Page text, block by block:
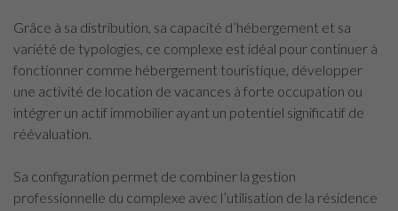
Grâce à sa distribution, sa capacité d’hébergement et sa
variété de typologies, ce complexe est idéal pour continuer à
fonctionner comme hébergement touristique, développer
une activité de location de vacances à forte occupation ou
intégrer un actif immobilier ayant un potentiel significatif de
réévaluation.
Sa configuration permet de combiner la gestion
professionnelle du complexe avec l’utilisation de la résidence